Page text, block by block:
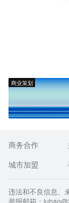
商业策划
商务合作
城市加盟
违法和不良信息、